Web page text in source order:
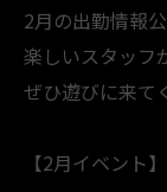
2月の出勤情報
楽しいスタッフ
ぜひ遊びに来て
【2月イベント】